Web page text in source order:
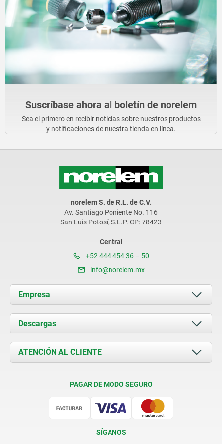
Suscríbase ahora al boletín de norelem
Sea el primero en recibir noticias sobre nuestros productos
y notificaciones de nuestra tienda en línea.
norelem S. de R.L. de C.V.
Av. Santiago Poniente No. 116
San Luis Potosí, S.L.P. CP: 78423
Central
+52 444 454 36 – 50
info@norelem.mx
Empresa
Acerca de nosotros
Novedades
Contacto
Descargas
Documents
ATENCIÓN AL CLIENTE
PAGAR DE MODO SEGURO
SÍGANOS